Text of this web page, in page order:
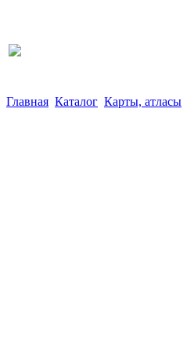
Главная Каталог Карты, атласы